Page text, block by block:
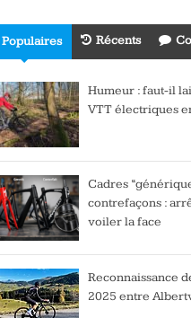
Populaires Récents
Humeur : faut-il
VTT électriques
Cadres
contrefaçons :
voiler la face
Reconnaissance
2025 entre